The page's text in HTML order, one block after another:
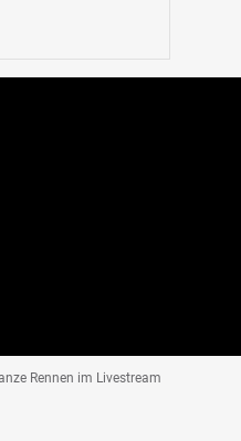
Rennen im Livestream